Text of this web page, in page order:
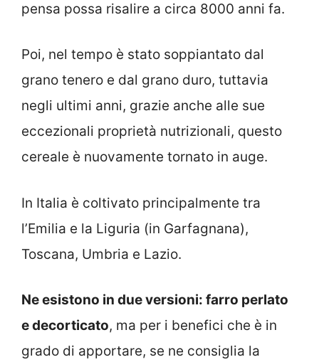
pensa possa risalire a circa 8000 anni fa.
Poi, nel tempo è stato soppiantato dal
grano tenero e dal grano duro, tuttavia
negli ultimi anni, grazie anche alle sue
eccezionali proprietà nutrizionali, questo
cereale è nuovamente tornato in auge.
In Italia è coltivato principalmente tra
l’Emilia e la Liguria (in Garfagnana),
Toscana, Umbria e Lazio.
Ne esistono in due versioni: farro perlato
e decorticato, ma per i benefici che è in
grado di apportare, se ne consiglia la